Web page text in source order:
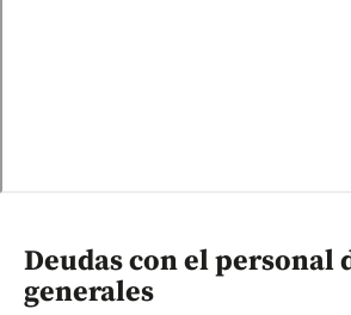
Deudas con el personal
generales